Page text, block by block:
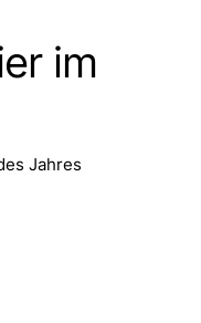
im
Jahres